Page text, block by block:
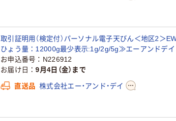
取引証明用（検定付）パーソナル電子天びん＜地区2＞
ひょう量：12000g最少表示:1g/2g/5g≫エーアンドデイ
お申込番号
N226912
お届け日
9月4日（金）まで
直送品 株式会社エー・アンド・デイ